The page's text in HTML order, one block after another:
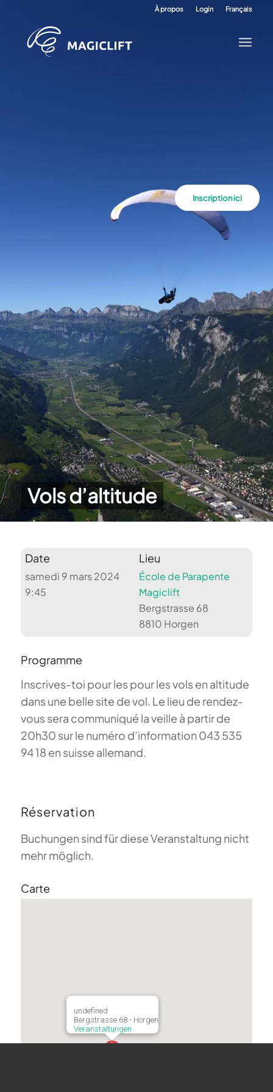
À propos Login Français
Vols d’altitude
Inscription ici
Date
samedi 9 mars 2024
9:45
Lieu
École de Parapente
Magiclift
Bergstrasse 68
8810 Horgen
Programme
Inscrives-toi pour les pour les vols en altitude
dans une belle site de vol. Le lieu de rendez-
vous sera communiqué la veille à partir de
20h30 sur le numéro d’information 043 535
94 18 en suisse allemand.
Réservation
Buchungen sind für diese Veranstaltung nicht
mehr möglich.
Carte
undefined
Bergstrasse 68 - Horgen
Veranstaltungen